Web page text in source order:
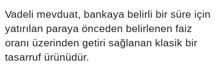
Vadeli mevduat, bankaya belirli bir süre için
yatırılan paraya önceden belirlenen faiz
oranı üzerinden getiri sağlanan klasik bir
tasarruf ürünüdür.